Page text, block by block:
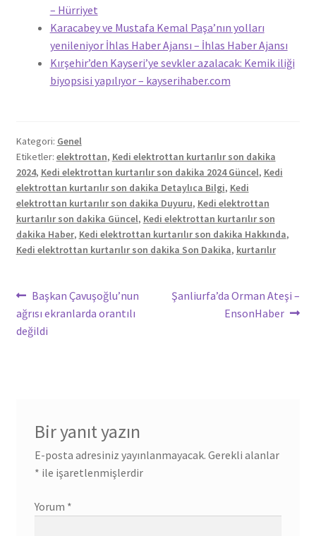
– Hürriyet
Karacabey ve Mustafa Kemal Paşa’nın yolları
yenileniyor İhlas Haber Ajansı – İhlas Haber Ajansı
Kırşehir’den Kayseri’ye sevkler azalacak: Kemik iliği
biyopsisi yapılıyor – kayserihaber.com
Kategori: Genel
Etiketler: elektrottan, Kedi elektrottan kurtarılır son dakika
2024, Kedi elektrottan kurtarılır son dakika 2024 Güncel, Kedi
elektrottan kurtarılır son dakika Detaylıca Bilgi, Kedi
elektrottan kurtarılır son dakika Duyuru, Kedi elektrottan
kurtarılır son dakika Güncel, Kedi elektrottan kurtarılır son
dakika Haber, Kedi elektrottan kurtarılır son dakika Hakkında,
Kedi elektrottan kurtarılır son dakika Son Dakika, kurtarılır
Yazı
gezinmesi
Önceki
yazı:
Başkan Çavuşoğlu’nun
ağrısı ekranlarda orantılı
değildi
Sonraki
Şanliurfa’da Orman Ateşi –
EnsonHaber
Bir yanıt yazın
E-posta adresiniz yayınlanmayacak. Gerekli alanlar
* ile işaretlenmişlerdir
Yorum *